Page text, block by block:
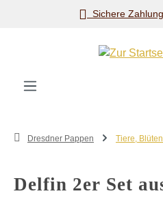
Zum Hauptinhalt springen
Sichere
Dresdner Pappen Tiere,
Delfin 2er Set